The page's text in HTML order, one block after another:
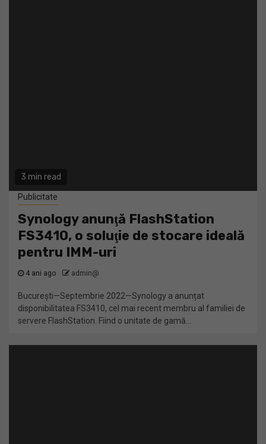
3 min read
Publicitate
Synology anunţă FlashStation
FS3410, o soluţie de stocare ideală
pentru IMM-uri
4 ani ago admin@
București—Septembrie 2022—Synology a anunțat
disponibilitatea FS3410, cel mai recent membru al familiei de
servere FlashStation. Fiind o unitate de gamă...